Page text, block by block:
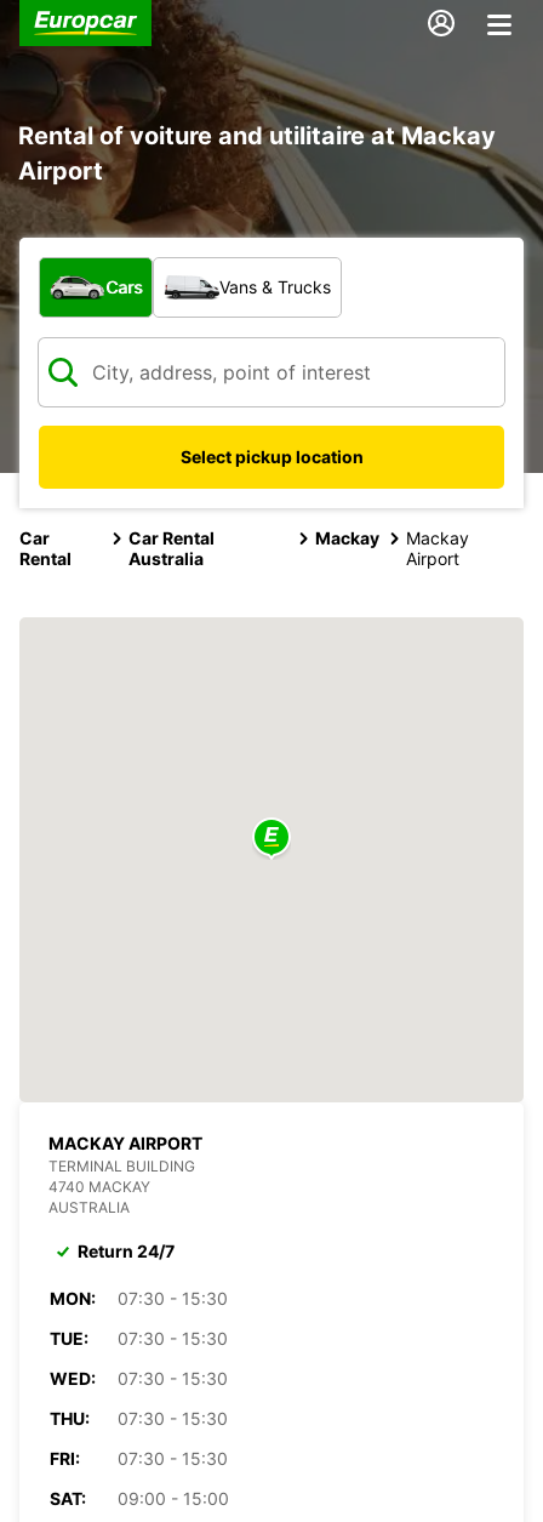
Rental of voiture and utilitaire at Mackay
Airport
What type of vehicle?
Cars Vans & Trucks
Select pickup location
Car
Rental
Car Rental
Australia
Mackay
Mackay
Airport
MACKAY AIRPORT
TERMINAL BUILDING
4740 MACKAY
AUSTRALIA
Return 24/7
MON:
07:30 - 15:30
TUE:
07:30 - 15:30
WED:
07:30 - 15:30
THU:
07:30 - 15:30
FRI:
07:30 - 15:30
SAT:
09:00 - 15:00